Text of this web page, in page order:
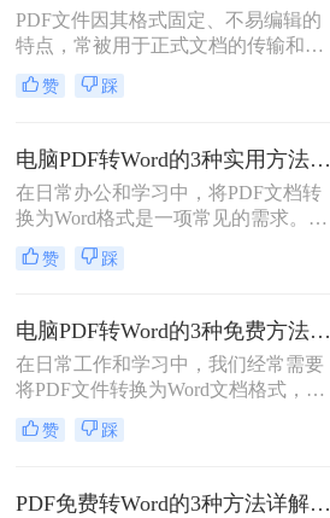
PDF文件因其格式固定、不易编辑的
特点，常被用于正式文档的传输和存
档。然而，当我们需要编辑PDF内容
时，将其转换为Word文档是常见需
乱，影响使用体验。那么pdf转word怎
么保留原排版呢？本文将介绍两种方
法，帮助你在PDF转Word时尽可能保
留原排版。
赞 踩
电脑PDF转Word的3种实用方法对比：转换软件、Word内置功能与在线工具详解！
在日常办公和学习中，将PDF文档转
换为Word格式是一项常见的需求。
Word文档因其易于编辑和修改的特点
而备受青睐。那么电脑上pdf怎么转换
换成Word的实用方法。
赞 踩
电脑PDF转Word的3种免费方法实测：含效果对比与适用场景说明！
在日常工作和学习中，我们经常需要
将PDF文件转换为Word文档格式，以
便进行编辑和修改。那么电脑pdf怎么
转word文档格式免费呢？本文将介绍
现PDF到Word的转换。
赞 踩
PDF免费转Word的3种方法详解：复制粘贴、在线工具与Word内置转换效果对比！